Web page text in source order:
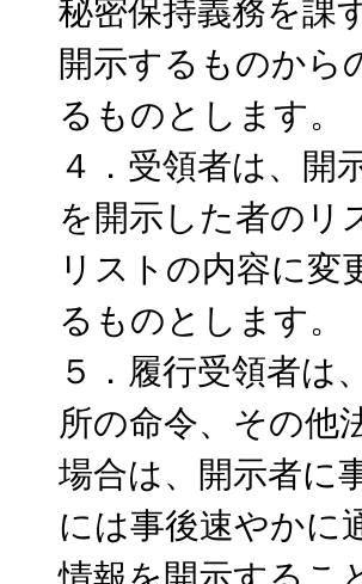
秘密保持義務を課
開示するものから
るものとします。
４．受領者は、開
を開示した者のリ
リストの内容に変
るものとします。
５．履行受領者は
所の命令、その他
場合は、開示者に
には事後速やかに
情報を開示するこ